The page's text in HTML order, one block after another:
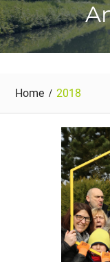
Home 2018